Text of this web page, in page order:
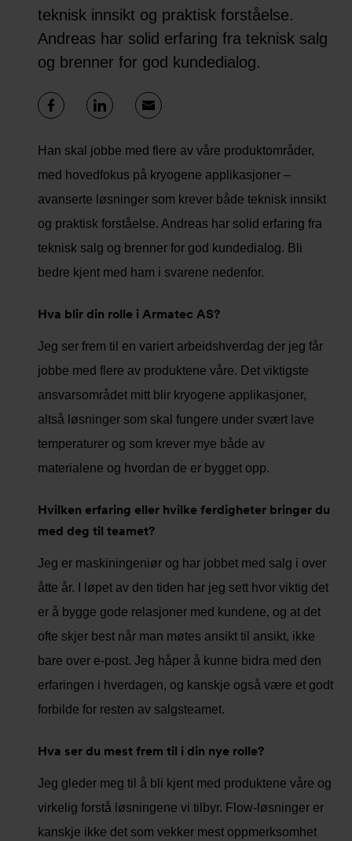
teknisk innsikt og praktisk forståelse.
Andreas har solid erfaring fra teknisk salg
og brenner for god kundedialog.
Han skal jobbe med flere av våre produktområder,
med hovedfokus på kryogene applikasjoner –
avanserte løsninger som krever både teknisk innsikt
og praktisk forståelse. Andreas har solid erfaring fra
teknisk salg og brenner for god kundedialog. Bli
bedre kjent med ham i svarene nedenfor.
Hva blir din rolle i Armatec AS?
Jeg ser frem til en variert arbeidshverdag der jeg får
jobbe med flere av produktene våre. Det viktigste
ansvarsområdet mitt blir kryogene applikasjoner,
altså løsninger som skal fungere under svært lave
temperaturer og som krever mye både av
materialene og hvordan de er bygget opp.
Hvilken erfaring eller hvilke ferdigheter bringer du
med deg til teamet?
Jeg er maskiningeniør og har jobbet med salg i over
åtte år. I løpet av den tiden har jeg sett hvor viktig det
er å bygge gode relasjoner med kundene, og at det
ofte skjer best når man møtes ansikt til ansikt, ikke
bare over e-post. Jeg håper å kunne bidra med den
erfaringen i hverdagen, og kanskje også være et godt
forbilde for resten av salgsteamet.
Hva ser du mest frem til i din nye rolle?
Jeg gleder meg til å bli kjent med produktene våre og
virkelig forstå løsningene vi tilbyr. Flow-løsninger er
kanskje ikke det som vekker mest oppmerksomhet